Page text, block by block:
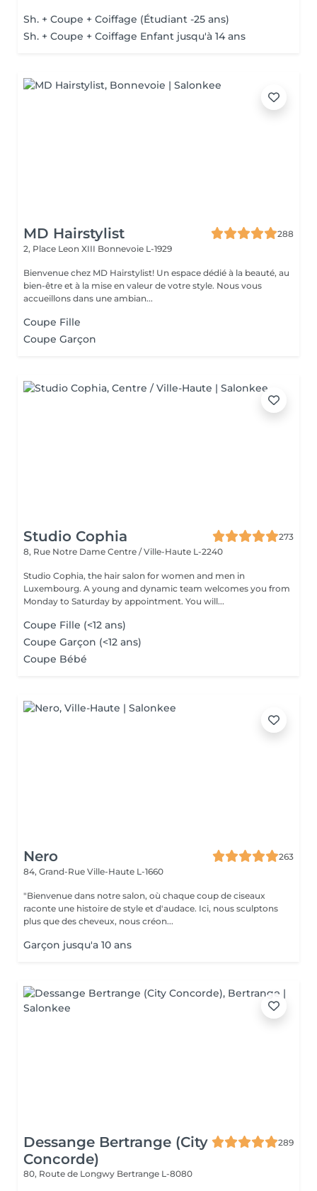
Sh. + Coupe + Coiffage (Étudiant -25 ans)
Sh. + Coupe + Coiffage Enfant jusqu'à 14 ans
MD Hairstylist
288
2, Place Leon XIII Bonnevoie L-1929
Bienvenue chez MD Hairstylist! Un espace dédié à la beauté, au
bien-être et à la mise en valeur de votre style. Nous vous
accueillons dans une ambian...
Coupe Fille
Coupe Garçon
Studio Cophia
273
8, Rue Notre Dame Centre / Ville-Haute L-2240
Studio Cophia, the hair salon for women and men in
Luxembourg. A young and dynamic team welcomes you from
Monday to Saturday by appointment. You will...
Coupe Fille (<12 ans)
Coupe Garçon (<12 ans)
Coupe Bébé
Nero
263
84, Grand-Rue Ville-Haute L-1660
"Bienvenue dans notre salon, où chaque coup de ciseaux
raconte une histoire de style et d'audace. Ici, nous sculptons
plus que des cheveux, nous créon...
Garçon jusqu'a 10 ans
Dessange Bertrange (City
Concorde)
289
80, Route de Longwy Bertrange L-8080